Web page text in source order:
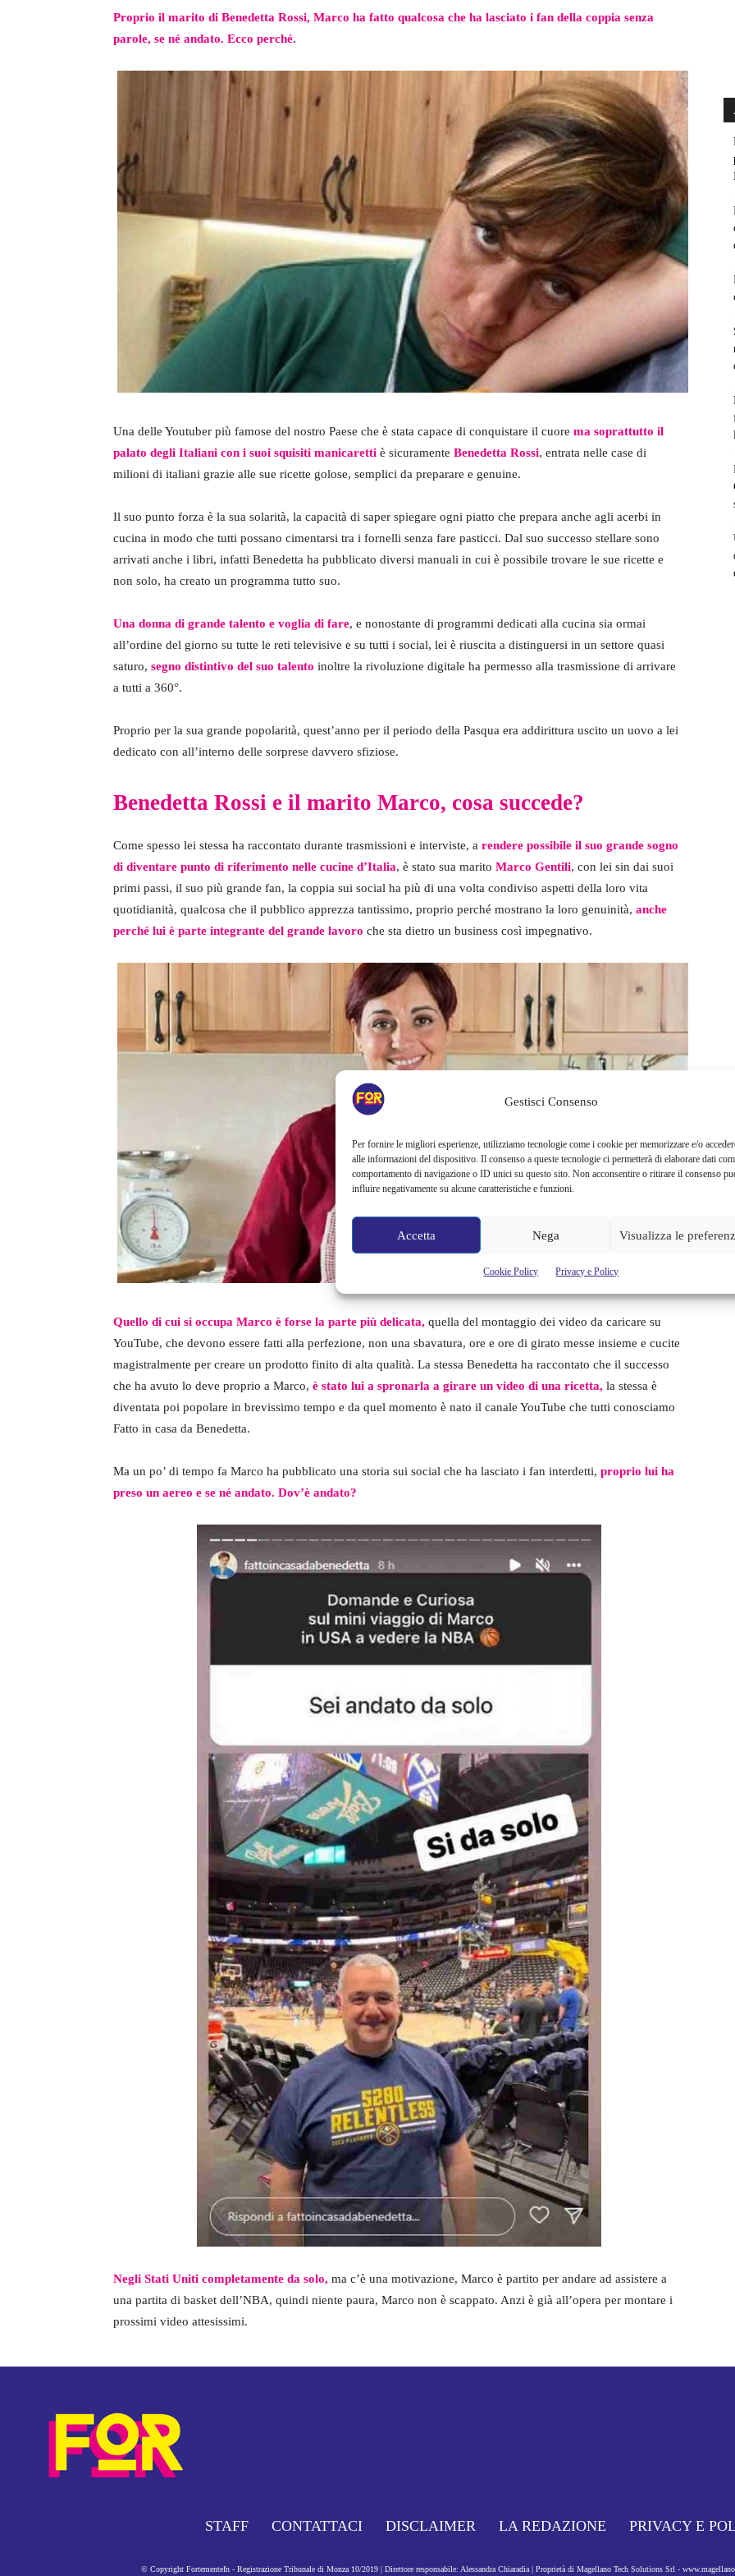
Gestisci Consenso
Per fornire le migliori esperienze, utilizziamo tecnologie come i cookie per memorizzare e/o
alle informazioni del dispositivo. Il consenso a queste tecnologie ci permetterà di elaborare dati
comportamento di navigazione o ID unici su questo sito. Non acconsentire o ritirare il consenso
influire negativamente su alcune caratteristiche e funzioni.
Accetta Nega Visualizza le
Cookie Policy Privacy e Policy
Proprio il marito di Benedetta Rossi, Marco ha fatto qualcosa che ha lasciato i fan della coppia senza
parole, se né andato. Ecco perché.
Una delle Youtuber più famose del nostro Paese che è stata capace di conquistare il cuore ma soprattutto il
palato degli Italiani con i suoi squisiti manicaretti è sicuramente Benedetta Rossi, entrata nelle case di
milioni di italiani grazie alle sue ricette golose, semplici da preparare e genuine.
Il suo punto forza è la sua solarità, la capacità di saper spiegare ogni piatto che prepara anche agli acerbi in
cucina in modo che tutti possano cimentarsi tra i fornelli senza fare pasticci. Dal suo successo stellare sono
arrivati anche i libri, infatti Benedetta ha pubblicato diversi manuali in cui è possibile trovare le sue ricette e
non solo, ha creato un programma tutto suo.
Una donna di grande talento e voglia di fare, e nonostante di programmi dedicati alla cucina sia ormai
all’ordine del giorno su tutte le reti televisive e su tutti i social, lei è riuscita a distinguersi in un settore quasi
saturo, segno distintivo del suo talento inoltre la rivoluzione digitale ha permesso alla trasmissione di arrivare
a tutti a 360°.
Proprio per la sua grande popolarità, quest’anno per il periodo della Pasqua era addirittura uscito un uovo a lei
dedicato con all’interno delle sorprese davvero sfiziose.
Benedetta Rossi e il marito Marco, cosa succede?
Come spesso lei stessa ha raccontato durante trasmissioni e interviste, a rendere possibile il suo grande sogno
di diventare punto di riferimento nelle cucine d’Italia, è stato sua marito Marco Gentili, con lei sin dai suoi
primi passi, il suo più grande fan, la coppia sui social ha più di una volta condiviso aspetti della loro vita
quotidianità, qualcosa che il pubblico apprezza tantissimo, proprio perché mostrano la loro genuinità, anche
perché lui è parte integrante del grande lavoro che sta dietro un business così impegnativo.
Quello di cui si occupa Marco è forse la parte più delicata, quella del montaggio dei video da caricare su
YouTube, che devono essere fatti alla perfezione, non una sbavatura, ore e ore di girato messe insieme e cucite
magistralmente per creare un prodotto finito di alta qualità. La stessa Benedetta ha raccontato che il successo
che ha avuto lo deve proprio a Marco, è stato lui a spronarla a girare un video di una ricetta, la stessa è
diventata poi popolare in brevissimo tempo e da quel momento è nato il canale YouTube che tutti conosciamo
Fatto in casa da Benedetta.
Ma un po’ di tempo fa Marco ha pubblicato una storia sui social che ha lasciato i fan interdetti, proprio lui ha
preso un aereo e se né andato. Dov’è andato?
Negli Stati Uniti completamente da solo, ma c’è una motivazione, Marco è partito per andare ad assistere a
una partita di basket dell’NBA, quindi niente paura, Marco non è scappato. Anzi è già all’opera per montare i
prossimi video attesissimi.
STAFF CONTATTACI DISCLAIMER LA REDAZIONE PRIVACY E
© Copyright FortementeIn - Registrazione Tribunale di Monza 10/2019 | Direttore responsabile: Alessandra Chiaradia | Proprietà di Magellano Tech Solutions Srl -